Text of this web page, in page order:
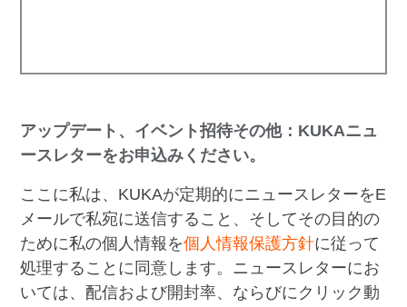
アップデート、イベント招待その他：KUKAニュ
ースレターをお申込みください。
ここに私は、KUKAが定期的にニュースレターをE
メールで私宛に送信すること、そしてその目的の
ために私の個人情報を個人情報保護方針に従って
処理することに同意します。ニュースレターにお
いては、配信および開封率、ならびにクリック動